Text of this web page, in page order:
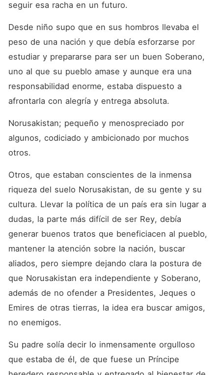
seguir esa racha en un futuro.
Desde niño supo que en sus hombros llevaba el
peso de una nación y que debía esforzarse por
estudiar y prepararse para ser un buen Soberano,
uno al que su pueblo amase y aunque era una
responsabilidad enorme, estaba dispuesto a
afrontarla con alegría y entrega absoluta.
Norusakistan; pequeño y menospreciado por
algunos, codiciado y ambicionado por muchos
otros.
Otros, que estaban conscientes de la inmensa
riqueza del suelo Norusakistan, de su gente y su
cultura. Llevar la política de un país era sin lugar a
dudas, la parte más difícil de ser Rey, debía
generar buenos tratos que beneficiacen al pueblo,
mantener la atención sobre la nación, buscar
aliados, pero siempre dejando clara la postura de
que Norusakistan era independiente y Soberano,
además de no ofender a Presidentes, Jeques o
Emires de otras tierras, la idea era buscar amigos,
no enemigos.
Su padre solía decir lo inmensamente orgulloso
que estaba de él, de que fuese un Príncipe